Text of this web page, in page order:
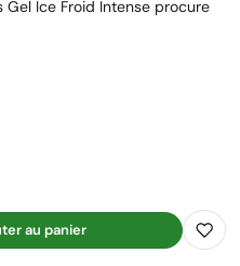
Gel Ice Froid Intense procure
au panier